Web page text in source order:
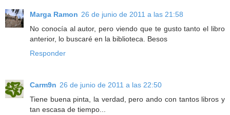
Marga Ramon 26 de junio de 2011 a las 21:58
No conocía al autor, pero viendo que te gusto tanto el libro
anterior, lo buscaré en la biblioteca. Besos
Responder
Carm9n 26 de junio de 2011 a las 22:50
Tiene buena pinta, la verdad, pero ando con tantos libros y
tan escasa de tiempo...